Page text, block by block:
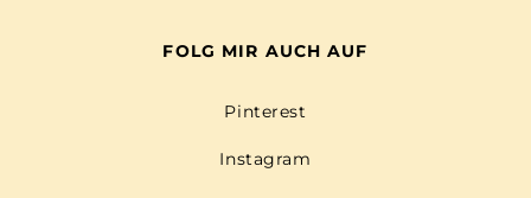
FOLG MIR AUCH AUF
Pinterest
Instagram